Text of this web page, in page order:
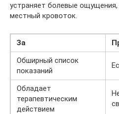
устраняет болевые
местный кровоток.
За
Обширный список
показаний
Обладает
терапевтическим
действием